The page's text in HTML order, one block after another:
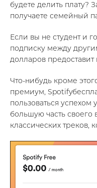
будете делить плату?
получаете семейный
Если вы не студент и
подписку между
долларов
Что-нибудь кроме
премиум,
пользоваться успехом
большую часть
классических треков,